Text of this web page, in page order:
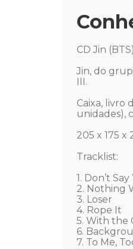
CD Jin
Jin, do
III.
Caixa, livro
unidades),
205 x 175 x
Tracklist:
1. Don’t
2. Nothing
3. Loser
4. Rope It
5. With the
6.
7. To Me,